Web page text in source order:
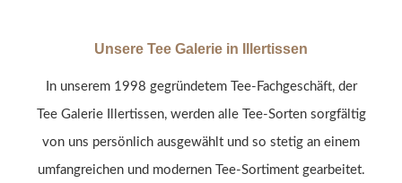
Unsere Tee Galerie in Illertissen
In unserem 1998 gegründetem Tee-Fachgeschäft, der
Tee Galerie Illertissen, werden alle Tee-Sorten sorgfältig
von uns persönlich ausgewählt und so stetig an einem
umfangreichen und modernen Tee-Sortiment gearbeitet.